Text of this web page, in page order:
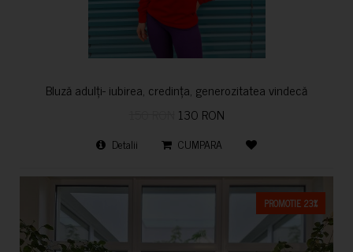
Bluză adulți- iubirea, credința, generozitatea vindecă
130 RON
Detalii CUMPARA
PROMOTIE 23%